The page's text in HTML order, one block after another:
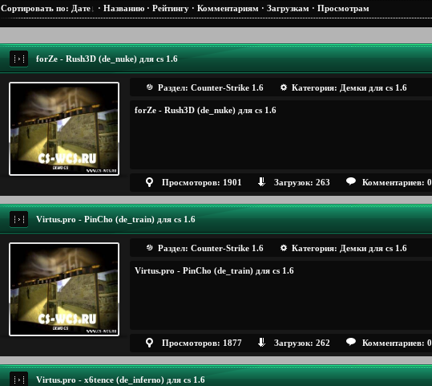
Сортировать по: Дате · Названию · Рейтингу · Комментариям · Загрузкам · Просмотрам
forZe - Rush3D (de_nuke) для cs 1.6
Раздел: Counter-Strike 1.6 Категория: Демки для cs 1.6
forZe - Rush3D (de_nuke) для cs 1.6
Просмоторов: 1901 Загрузок: 263 Комментариев: 0
Virtus.pro - PinCho (de_train) для cs 1.6
Раздел: Counter-Strike 1.6 Категория: Демки для cs 1.6
Virtus.pro - PinCho (de_train) для cs 1.6
Просмоторов: 1877 Загрузок: 262 Комментариев: 0
Virtus.pro - x6tence (de_inferno) для cs 1.6